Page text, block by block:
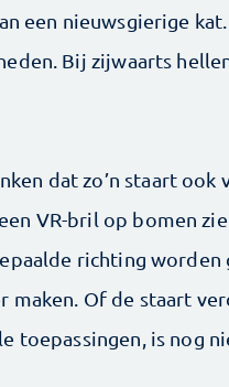
een nieuwsgierige
Bij zijwaarts
dat zo’n staart
VR-bril op bomen
richting
maken. Of de staart
toepassingen, is nog